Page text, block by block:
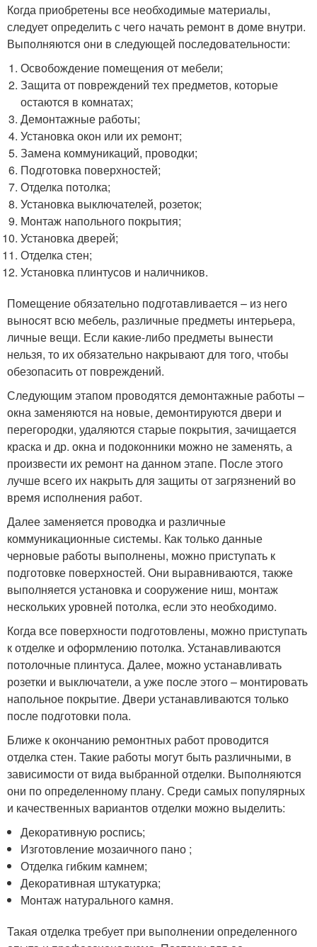
Когда приобретены все необходимые материалы,
следует определить с чего начать ремонт в доме внутри.
Выполняются они в следующей последовательности:
Освобождение помещения от мебели;
Защита от повреждений тех предметов, которые
остаются в комнатах;
Демонтажные работы;
Установка окон или их ремонт;
Замена коммуникаций, проводки;
Подготовка поверхностей;
Отделка потолка;
Установка выключателей, розеток;
Монтаж напольного покрытия;
Установка дверей;
Отделка стен;
Установка плинтусов и наличников.
Помещение обязательно подготавливается – из него
выносят всю мебель, различные предметы интерьера,
личные вещи. Если какие-либо предметы вынести
нельзя, то их обязательно накрывают для того, чтобы
обезопасить от повреждений.
Следующим этапом проводятся демонтажные работы –
окна заменяются на новые, демонтируются двери и
перегородки, удаляются старые покрытия, зачищается
краска и др. окна и подоконники можно не заменять, а
произвести их ремонт на данном этапе. После этого
лучше всего их накрыть для защиты от загрязнений во
время исполнения работ.
Далее заменяется проводка и различные
коммуникационные системы. Как только данные
черновые работы выполнены, можно приступать к
подготовке поверхностей. Они выравниваются, также
выполняется установка и сооружение ниш, монтаж
нескольких уровней потолка, если это необходимо.
Когда все поверхности подготовлены, можно приступать
к отделке и оформлению потолка. Устанавливаются
потолочные плинтуса. Далее, можно устанавливать
розетки и выключатели, а уже после этого – монтировать
напольное покрытие. Двери устанавливаются только
после подготовки пола.
Ближе к окончанию ремонтных работ проводится
отделка стен. Такие работы могут быть различными, в
зависимости от вида выбранной отделки. Выполняются
они по определенному плану. Среди самых популярных
и качественных вариантов отделки можно выделить:
Декоративную роспись;
Изготовление мозаичного пано ;
Отделка гибким камнем;
Декоративная штукатурка;
Монтаж натурального камня.
Такая отделка требует при выполнении определенного